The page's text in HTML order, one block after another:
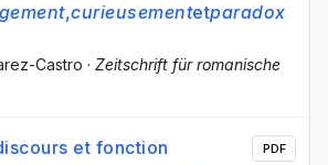
,curieusementetparadox
Castro · Zeitschrift für romanische
et fonction
PDF